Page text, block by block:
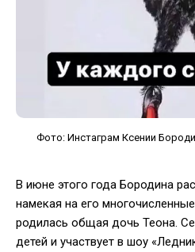
Фото: Инстаграм Ксении
В июне этого года Бородина
намекая на его
родилась общая дочь Теона.
детей и участвует в шоу